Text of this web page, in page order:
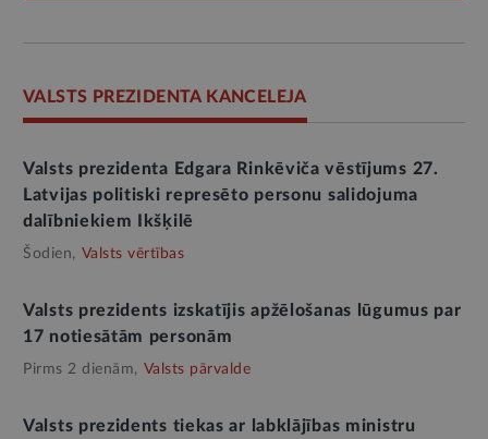
VALSTS PREZIDENTA KANCELEJA
Valsts prezidenta Edgara Rinkēviča vēstījums 27.
Latvijas politiski represēto personu salidojuma
dalībniekiem Ikšķilē
Šodien, Valsts vērtības
Valsts prezidents izskatījis apžēlošanas lūgumus par
17 notiesātām personām
Pirms 2 dienām, Valsts pārvalde
Valsts prezidents tiekas ar labklājības ministru